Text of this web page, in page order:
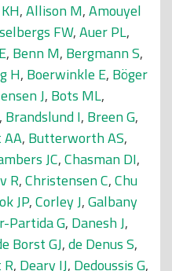
,Allison M,Amouyel
FW,Auer PL,
, Benn M, Bergmann S,
H, Boerwinkle E, Böger
J, Bots ML,
, Brandslund I, Breen G,
AA, Butterworth AS,
JC,Chasman DI,
R,Christensen C,Chu
JP,Corley J,Galbany
Partida G, Danesh J,
Borst GJ,de Denus S,
, Deary IJ, Dedoussis G,